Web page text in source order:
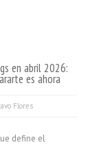
en abril 2026:
es ahora
Flores
define el